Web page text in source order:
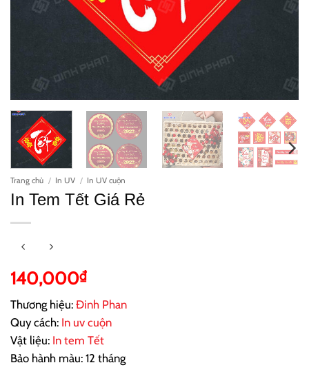
Trang chủ / In UV / In UV cuộn
In Tem Tết Giá Rẻ
140,000₫
Thương hiệu: Đinh Phan
Quy cách: In uv cuộn
Vật liệu: In tem Tết
Bảo hành màu: 12 tháng